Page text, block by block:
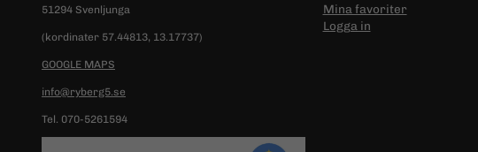
51294 Svenljunga
(kordinater 57.44813, 13.17737)
GOOGLE MAPS
info@ryberg5.se
Tel. 070-5261594
Mina favoriter
Logga in